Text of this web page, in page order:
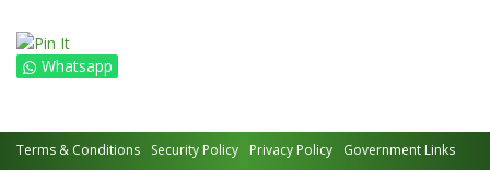
Whatsapp
Terms & Conditions Security Policy Privacy Policy Government Links